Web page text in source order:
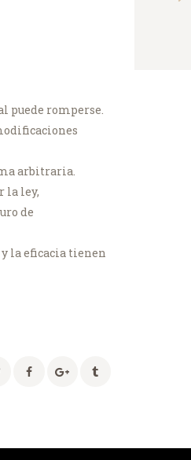
puede romperse.
arbitraria.
la ley,
de
la eficacia tienen